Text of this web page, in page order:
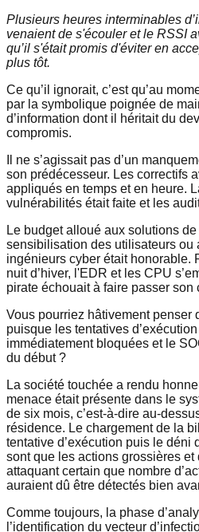
Plusieurs heures interminables
venaient de s'écouler et le RSSI
qu’il s'était promis d'éviter en
plus tôt.
Ce qu’il ignorait, c’est qu’au
par la symbolique poignée de
d’information dont il héritait du
compromis.
Il ne s’agissait pas d’un
son prédécesseur. Les correctifs
appliqués en temps et en heure.
vulnérabilités était faite et les
Le budget alloué aux solutions
sensibilisation des utilisateurs ou
ingénieurs cyber était honorable.
nuit d’hiver, l'EDR et les CPU
pirate échouait à faire passer son
Vous pourriez hâtivement penser
puisque les tentatives
immédiatement bloquées et le
du début ?
La société touchée a rendu
menace était présente dans le
de six mois, c’est-à-dire au-
résidence. Le chargement de la
tentative d’exécution puis le déni
sont que les actions grossières et
attaquant certain que nombre
auraient dû être détectés bien
Comme toujours, la phase
l’identification du vecteur